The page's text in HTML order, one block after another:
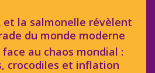
et la salmonelle révèlent
du monde moderne
au chaos mondial :
crocodiles et inflation